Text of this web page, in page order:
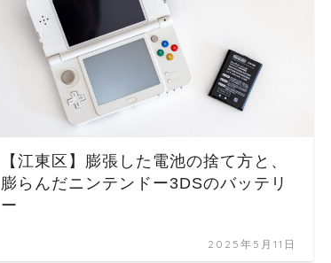
【江東区】膨張した電池の捨て方と、
膨らんだニンテンドー3DSのバッテリ
ー
2025年5月11日